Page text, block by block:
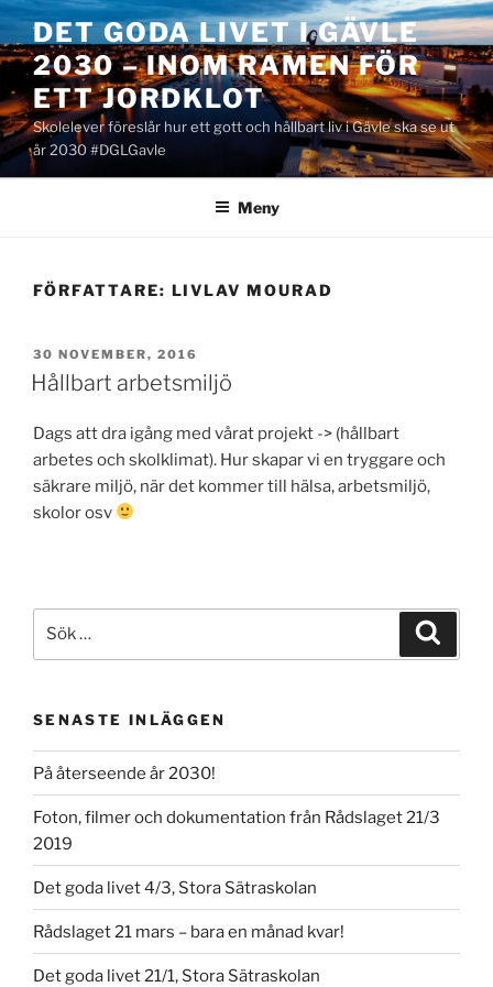
Hoppa
till
innehåll
DET GODA LIVET I GÄVLE
2030 – INOM RAMEN FÖR
ETT JORDKLOT
Skolelever föreslår hur ett gott och hållbart liv i Gävle ska se ut
år 2030 #DGLGavle
Meny
FÖRFATTARE: LIVLAV MOURAD
PUBLICERAT
30 NOVEMBER, 2016
Hållbart arbetsmiljö
Dags att dra igång med vårat projekt -> (hållbart
arbetes och skolklimat). Hur skapar vi en tryggare och
säkrare miljö, när det kommer till hälsa, arbetsmiljö,
skolor osv
efter:
SENASTE INLÄGGEN
På återseende år 2030!
Foton, filmer och dokumentation från Rådslaget 21/3
2019
Det goda livet 4/3, Stora Sätraskolan
Rådslaget 21 mars – bara en månad kvar!
Det goda livet 21/1, Stora Sätraskolan